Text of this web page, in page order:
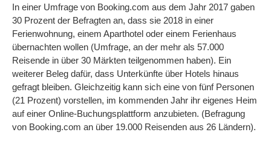
In einer Umfrage von Booking.com aus dem Jahr 2017 gaben
30 Prozent der Befragten an, dass sie 2018 in einer
Ferienwohnung, einem Aparthotel oder einem Ferienhaus
übernachten wollen (Umfrage, an der mehr als 57.000
Reisende in über 30 Märkten teilgenommen haben). Ein
weiterer Beleg dafür, dass Unterkünfte über Hotels hinaus
gefragt bleiben. Gleichzeitig kann sich eine von fünf Personen
(21 Prozent) vorstellen, im kommenden Jahr ihr eigenes Heim
auf einer Online-Buchungsplattform anzubieten. (Befragung
von Booking.com an über 19.000 Reisenden aus 26 Ländern).